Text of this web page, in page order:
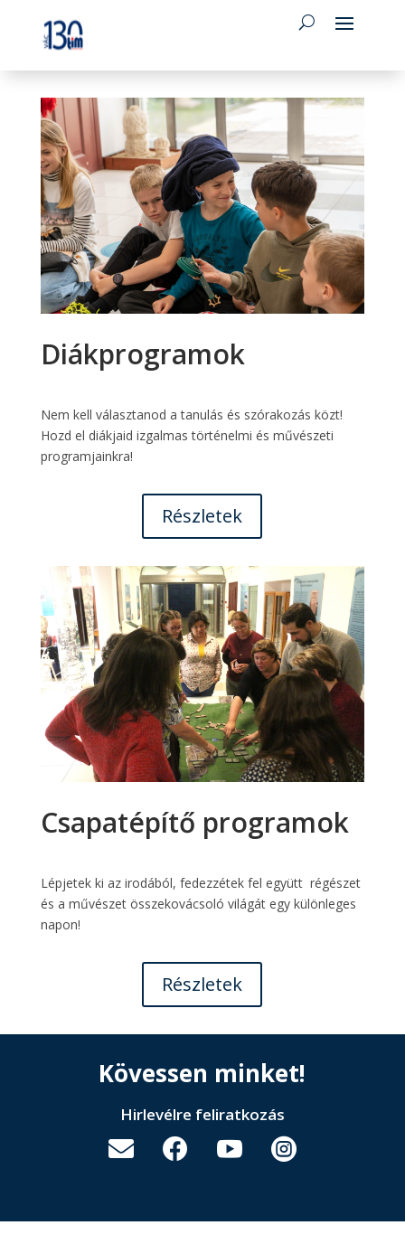
Diákprogramok
Nem kell választanod a tanulás és szórakozás közt!
Hozd el diákjaid izgalmas történelmi és művészeti
programjainkra!
Részletek
Csapatépítő programok
Lépjetek ki az irodából, fedezzétek fel együtt régészet
és a művészet összekovácsoló világát egy különleges
napon!
Részletek
Kövessen minket!
Hirlevélre feliratkozás
   